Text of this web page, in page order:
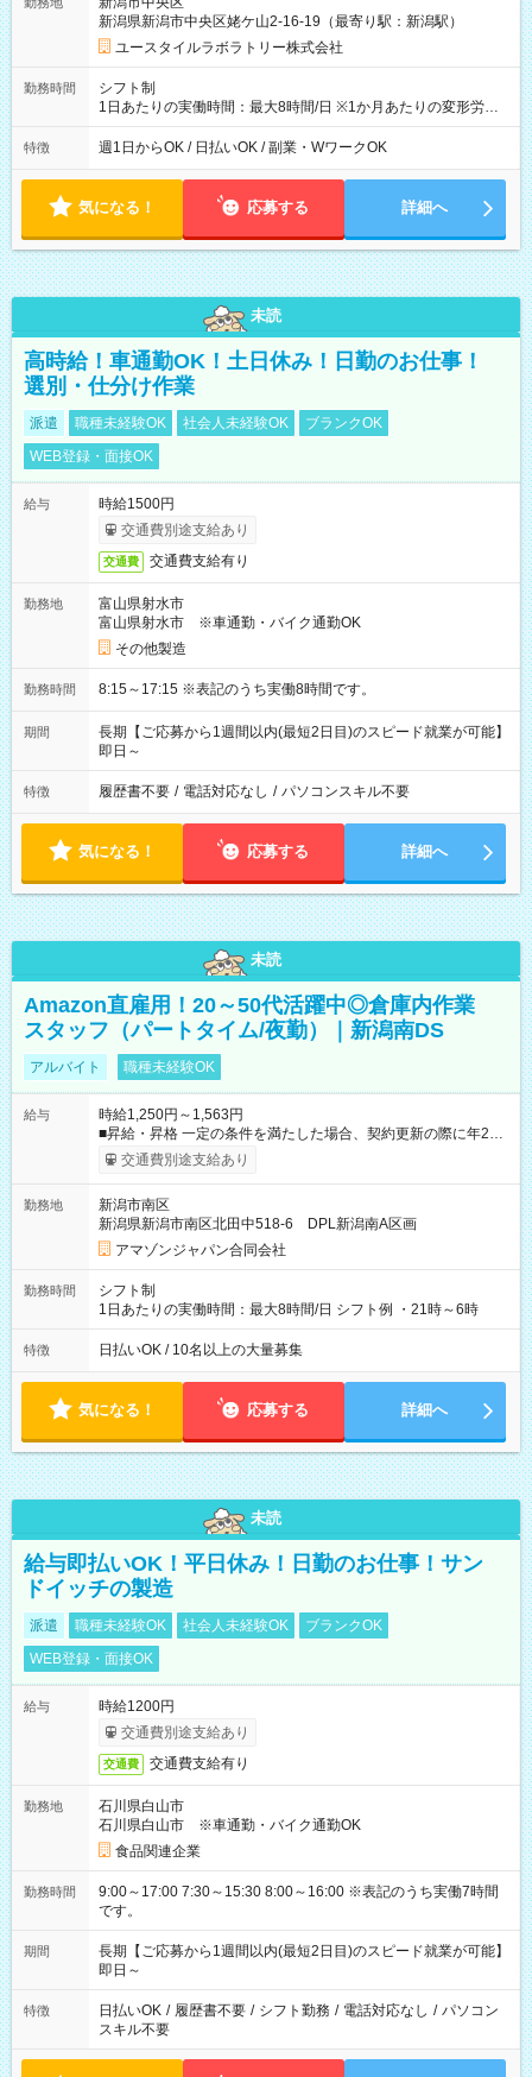
新潟県新潟市中央区姥ケ山2-16-19（最寄り駅：新潟駅）
ユースタイルラボラトリー株式会社
勤務時間
シフト制
1日あたりの実働時間：最大8時間/日 ※1か月あたりの変形労働
制（週平均40時間以内） 夜勤：17:00-翌09:00（休憩2時間）
特徴 週1日からOK / 日払いOK / 副業・WワークOK
気になる！ 応募する 詳細へ
未読
高時給！車通勤OK！土日休み！日勤のお仕事！
選別・仕分け作業
派遣 職種未経験OK 社会人未経験OK
ブランクOK
WEB登録・面接OK
給与
時給1500円
交通費別途支給あり
交通費 交通費支給有り
勤務地
富山県射水市
富山県射水市 ※車通勤・バイク通勤OK
その他製造
勤務時間 8:15～17:15 ※表記のうち実働8時間です。
期間
長期【ご応募から1週間以内(最短2日目)のスピード就業が可能】
即日～
特徴 履歴書不要 / 電話対応なし / パソコンスキル不要
気になる！ 応募する 詳細へ
未読
Amazon直雇用！20～50代活躍中◎倉庫内作業
スタッフ（パートタイム/夜勤）｜新潟南DS
アルバイト 職種未経験OK
給与
時給1,250円～1,563円
■昇給・昇格 一定の条件を満たした場合、契約更新の際に年2回
まで昇給の機会があります。 ■正社員登用制度あり ※月末締/翌
月25日支払い ※時間外手当、別途支給 ※深夜割増賃金 (22:00～
☆Amazon直雇用で安定して働けます！ 【試用期間】試用期間
あり 試用期間の長さ：1週間 雇用形態、給与は本採用時と同じ
です。
交通費別途支給あり
勤務地
新潟市南区
新潟県新潟市南区北田中518-6 DPL新潟南A区画
アマゾンジャパン合同会社
勤務時間
シフト制
1日あたりの実働時間：最大8時間/日 シフト例 ・21時～6時
特徴 日払いOK / 10名以上の大量募集
気になる！ 応募する 詳細へ
未読
給与即払いOK！平日休み！日勤のお仕事！サン
ドイッチの製造
派遣 職種未経験OK 社会人未経験OK
ブランクOK
WEB登録・面接OK
給与
時給1200円
交通費別途支給あり
交通費 交通費支給有り
勤務地
石川県白山市
石川県白山市 ※車通勤・バイク通勤OK
食品関連企業
勤務時間
9:00～17:00 7:30～15:30 8:00～16:00 ※表記のうち実働7時間
です。
期間
長期【ご応募から1週間以内(最短2日目)のスピード就業が可能】
即日～
特徴 日払いOK / 履歴書不要 / シフト勤務 / 電話対応なし / パソコン
スキル不要